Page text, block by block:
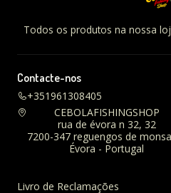
Todos os produtos na nossa
Contacte-nos
+351961308405
CEBOLAFISHINGSHOP
rua de évora n 32, 32
7200-347 reguengos de
Évora - Portugal
Livro de Reclamações